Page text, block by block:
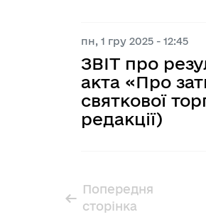
пн, 1 гру 2025 - 12:45
ЗВІТ про
акта «Про
святкової
редакції)
Розбивка на
←
Попередня
сторінка